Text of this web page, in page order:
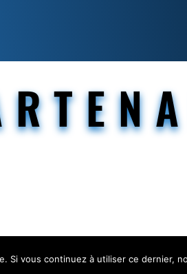
vous continuez à utiliser ce dernier,